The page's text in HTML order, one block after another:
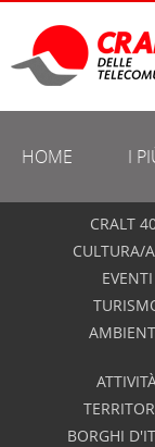
HOME I
CRALT
CULTURA/
EVENTI
BORGHI